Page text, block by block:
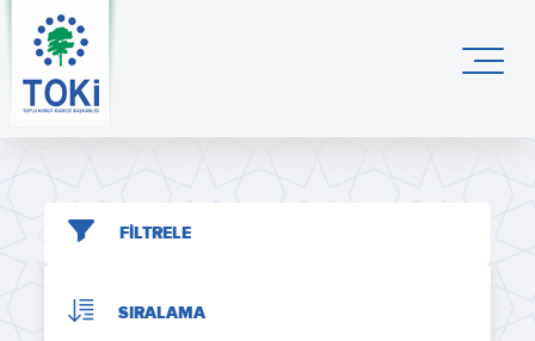
FİLTRELE
SIRALAMA